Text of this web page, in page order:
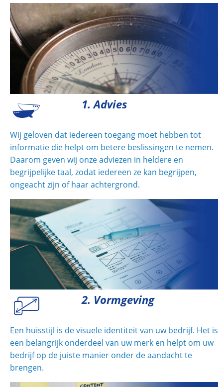
1. Advies
Wij geloven dat iedereen toegang moet hebben tot
informatie die helpt om betere beslissingen te nemen.
Daarom geven wij onze adviezen in heldere en
begrijpelijke taal, zodat iedereen ze kan begrijpen,
ongeacht zijn of haar achtergrond.
2. Vormgeving
Een huisstijl is de visuele identiteit van uw bedrijf. Het is
een belangrijk onderdeel van uw merk en helpt om uw
bedrijf op de juiste manier onder de aandacht te
brengen.